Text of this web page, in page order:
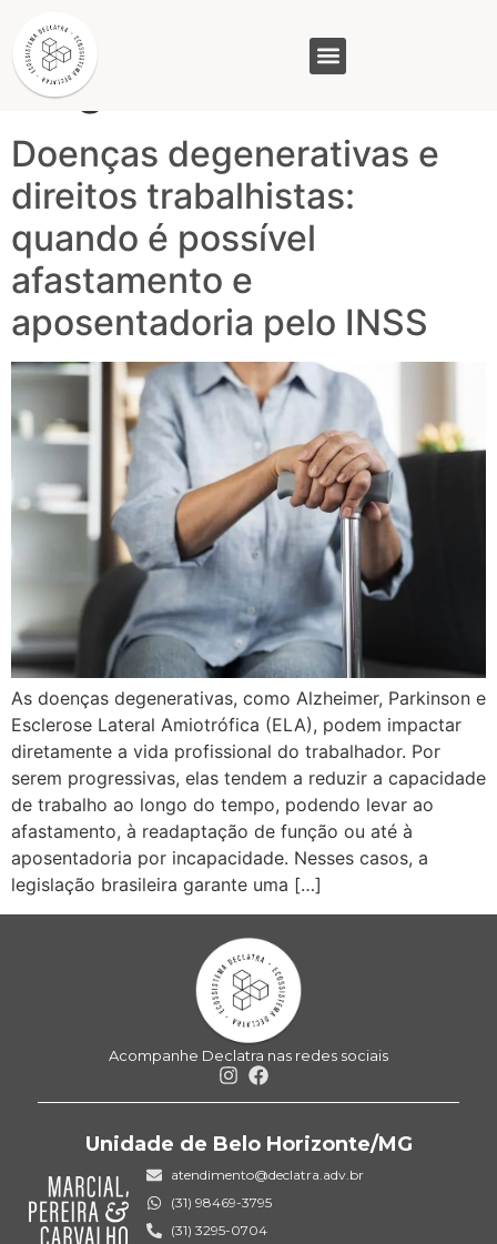
Tag:
degenerativa
Doenças degenerativas e
direitos trabalhistas:
quando é possível
afastamento e
aposentadoria pelo INSS
As doenças degenerativas, como Alzheimer, Parkinson e
Esclerose Lateral Amiotrófica (ELA), podem impactar
diretamente a vida profissional do trabalhador. Por
serem progressivas, elas tendem a reduzir a capacidade
de trabalho ao longo do tempo, podendo levar ao
afastamento, à readaptação de função ou até à
aposentadoria por incapacidade. Nesses casos, a
legislação brasileira garante uma […]
Acompanhe Declatra nas redes sociais
Unidade de Belo Horizonte/MG
atendimento@declatra.adv.br
(31) 98469-3795
(31) 3295-0704